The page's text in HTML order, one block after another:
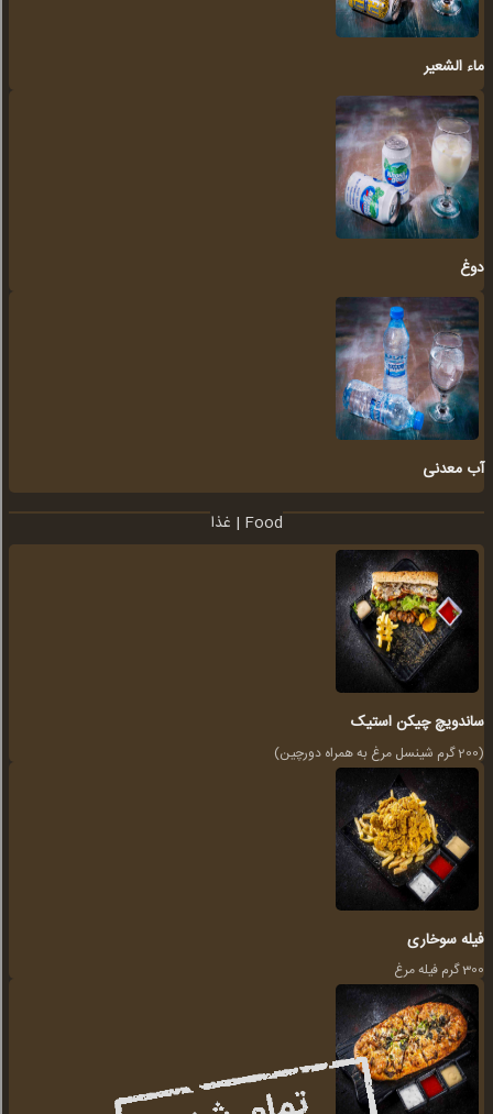
ماء الشعیر
دوغ
آب معدنی
غذا | Food
ساندویچ چیکن استیک
(200 گرم شینسل مرغ به همراه دورچین)
فیله سوخاری
300 گرم فیله مرغ